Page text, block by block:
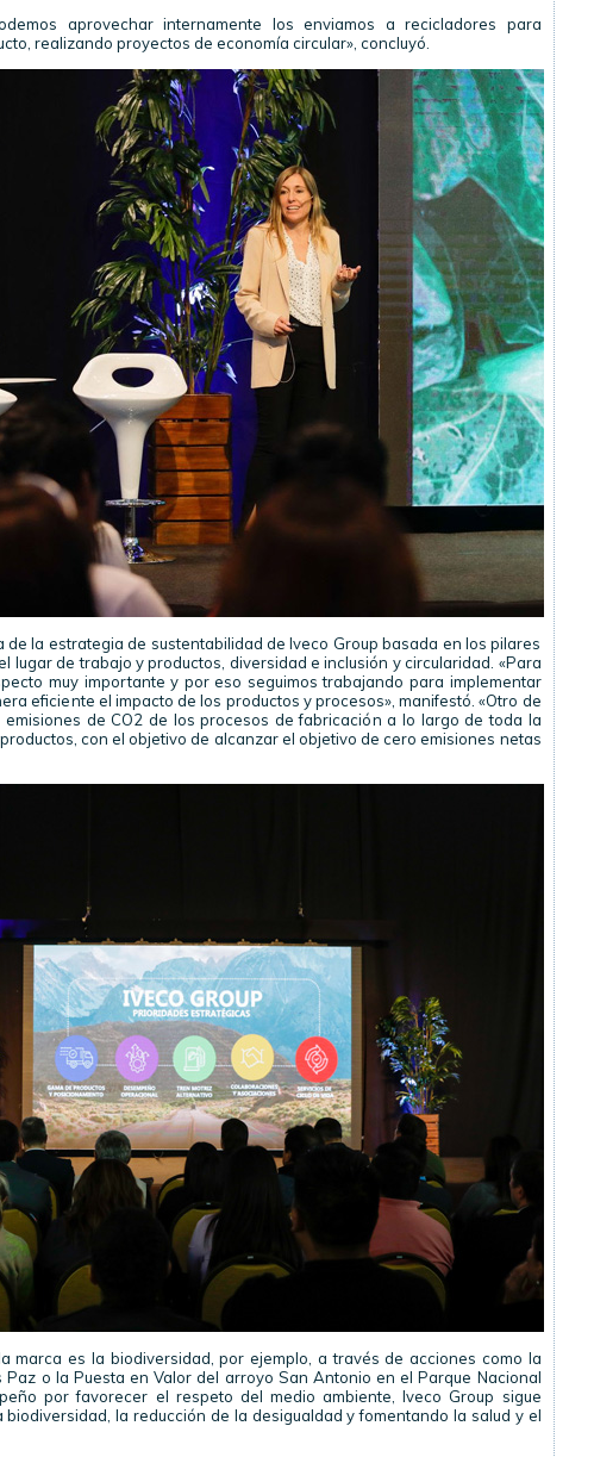
aprovechar internamente los enviamos a recicladores para
realizando proyectos de economía circular», concluyó.
la estrategia de sustentabilidad de Iveco Group basada en los pilares
lugar de trabajo y productos, diversidad e inclusión y circularidad. «Para
muy importante y por eso seguimos trabajando para implementar
eficiente el impacto de los productos y procesos», manifestó. «Otro de
de CO2 de los procesos de fabricación a lo largo de toda la
con el objetivo de alcanzar el objetivo de cero emisiones netas
marca es la biodiversidad, por ejemplo, a través de acciones como la
o la Puesta en Valor del arroyo San Antonio en el Parque Nacional
por favorecer el respeto del medio ambiente, Iveco Group sigue
la reducción de la desigualdad y fomentando la salud y el